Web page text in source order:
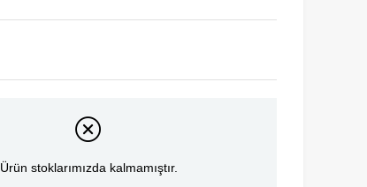
Ürün stoklarımızda kalmamıştır.